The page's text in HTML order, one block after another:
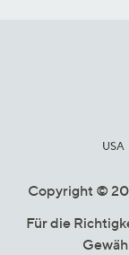
USA
Copyright ©
Für die